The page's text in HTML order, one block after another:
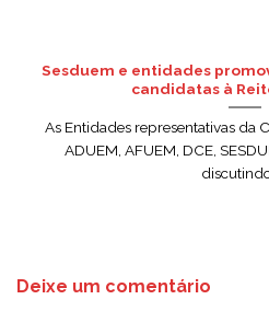
Sesduem e entidades
candidatas à
As Entidades representativas da
ADUEM, AFUEM, DCE,
Deixe um comentário